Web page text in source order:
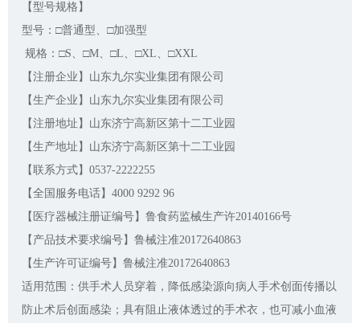
【型号规格】
型号：□普通型、□加强型
规格：□S、□M、□L、□XL、□XXL
【注册企业】山东九尔实业集团有限公司
【生产企业】山东九尔实业集团有限公司
【注册地址】山东济宁高新区第十二工业园
【生产地址】山东济宁高新区第十二工业园
【联系方式】0537-2222255
【全国服务电话】4000 9292 96
【医疗器械注册证编号】鲁食药监械生产许20140166号
【产品技术要求编号】鲁械注准20172640863
【生产许可证编号】鲁械注准20172640863
适用范围：供手术人员穿着，降低感染源向病人手术创面传播以
防止术后创面感染；具有阻止液体透过的手术衣，也可减小血液